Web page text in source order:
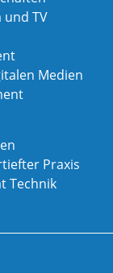
TV
Medien
Praxis
Technik